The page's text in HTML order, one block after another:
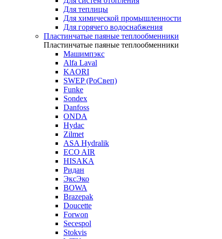
Для теплицы
Для химической промышленности
Для горячего водоснабжения
Пластинчатые паяные теплообменники
Пластинчатые паяные теплообменники
Машимпэкс
Alfa Laval
KAORI
SWEP (РоСвеп)
Funke
Sondex
Danfoss
ONDA
Hydac
Zilmet
ASA Hydralik
ECO AIR
HISAKA
Ридан
ЭксЭко
BOWA
Brazepak
Doucette
Forwon
Secespol
Stokvis